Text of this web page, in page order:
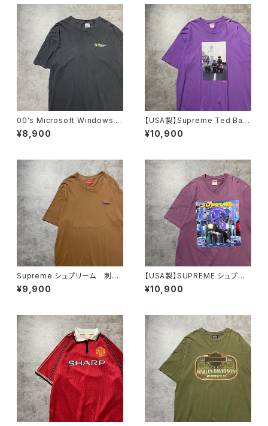
00's Microsoft Windows マ
イクロソフト ウィンドウズ ワ
ンポイント プリント GILDAN
¥8,900
【USA製】Supreme Ted Bafa
loukos “1970s Kids Photo
シュプリーム グラフィック フ
¥10,900
Supreme シュプリーム 刺繍
ワンポイント ブラウン Tシャ
ツ
¥9,900
【USA製】SUPREME シュプリ
ーム サイケデリック アートグ
ラフィック プリント パープ
¥10,900